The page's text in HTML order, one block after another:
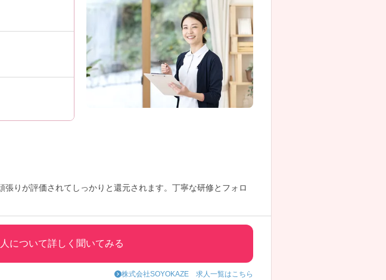
りが評価されてしっかりと還元されます。丁寧な研修とフォロ
について詳しく聞いてみる
株式会社SOYOKAZE 求人一覧はこちら